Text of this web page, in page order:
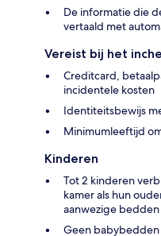
De informatie die
vertaald met
Vereist bij het
Creditcard,
incidentele kosten
Identiteitsbewijs
Minimumleeftijd
Kinderen
Tot 2 kinderen
kamer als hun
aanwezige
Geen babybedden